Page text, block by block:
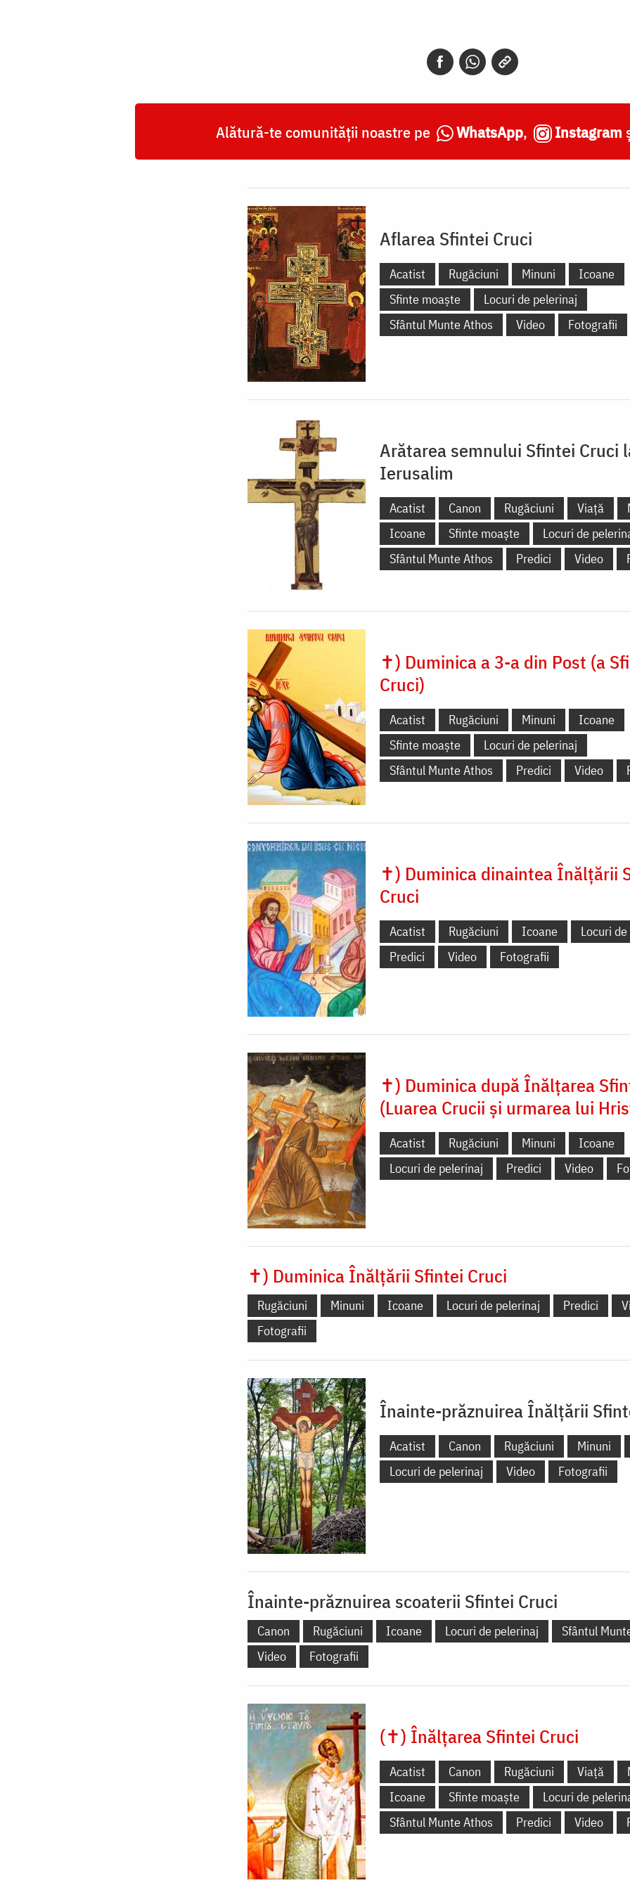
Alătură-te comunității noastre pe WhatsApp, Instagram
Aflarea Sfintei Cruci
Acatist Rugăciuni Minuni
Icoane
Sfinte moaște
Locuri de pelerinaj
Sfântul Munte Athos
Video Fotografii
Arătarea semnului Sfintei Cruci
Ierusalim
Acatist Canon Rugăciuni Viață
Icoane
Sfinte moaște
Locuri de
Sfântul Munte Athos
Predici Video
✝) Duminica a 3-a din Post (a
Cruci)
Acatist Rugăciuni Minuni
Icoane
Sfinte moaște
Locuri de pelerinaj
Sfântul Munte Athos
Predici Video
✝) Duminica dinaintea Înălțării
Cruci
Acatist Rugăciuni Icoane
Locuri
Predici
Video Fotografii
✝) Duminica după Înălțarea
(Luarea Crucii și urmarea lui
Acatist Rugăciuni Minuni
Icoane
Locuri de pelerinaj
Predici Video
✝) Duminica Înălțării Sfintei Cruci
Rugăciuni Minuni Icoane Locuri de pelerinaj Predici
Fotografii
Înainte-prăznuirea Înălțării
Acatist Canon Rugăciuni Minuni
Locuri de pelerinaj
Video Fotografii
Înainte-prăznuirea scoaterii Sfintei Cruci
Canon Rugăciuni Icoane Locuri de pelerinaj
Sfântul
Video
Fotografii
(✝) Înălțarea Sfintei Cruci
Acatist Canon Rugăciuni Viață
Icoane
Sfinte moaște
Locuri de
Sfântul Munte Athos
Predici Video